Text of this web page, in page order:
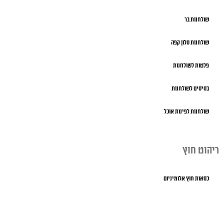
שולחנות בר
שולחנות סלון קפה
פלטות לשולחנות
בסיסים לשולחנות
שולחנות לפינות אוכל
ריהוט חוץ
כסאות חוץ אלומיניום